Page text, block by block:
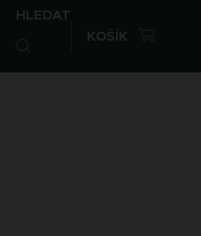
HLEDAT
KOŠÍK